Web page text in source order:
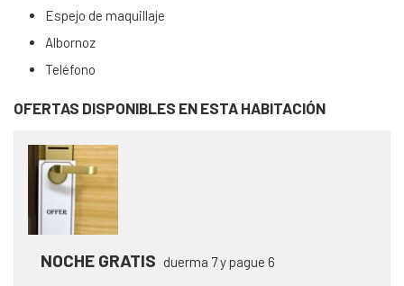
Espejo de maquillaje
Albornoz
Teléfono
OFERTAS DISPONIBLES EN ESTA HABITACIÓN
NOCHE GRATIS duerma 7 y pague 6